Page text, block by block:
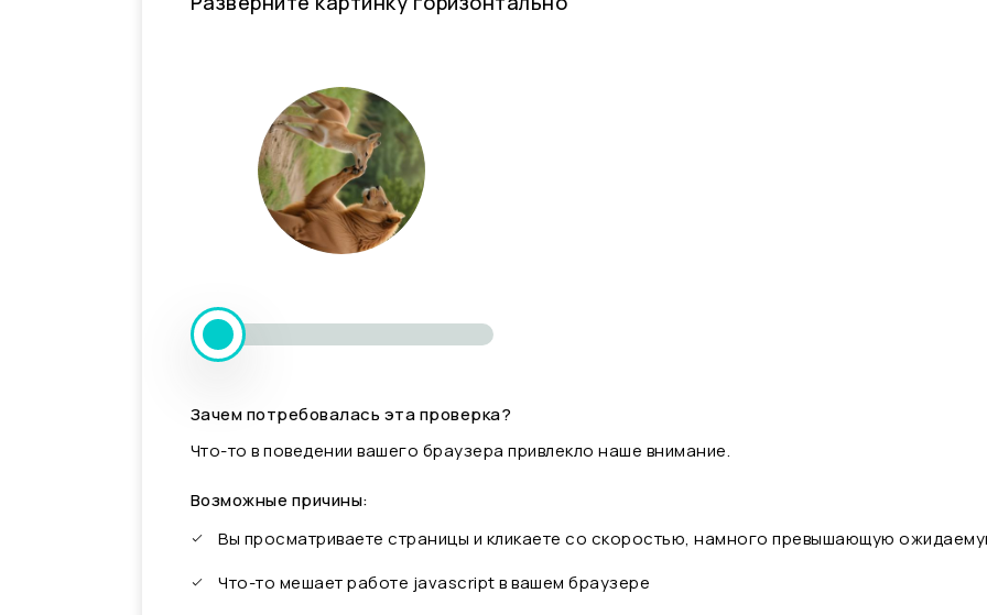
Зачем потребовалась эта проверка?
Что-то в поведении вашего браузера привлекло наше внимание.
Возможные причины:
Вы просматриваете страницы и кликаете со скоростью, намного превышающую
Что-то мешает работе javascript в вашем браузере